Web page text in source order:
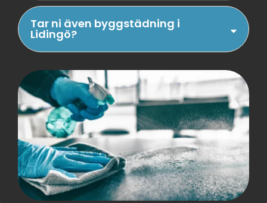
Tar ni även byggstädning i
Lidingö?